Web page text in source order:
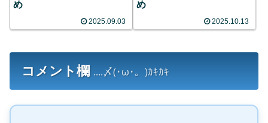
め
2025.09.03
め
2025.10.13
コメント欄 ....〆(･ω･。)ｶｷｶｷ